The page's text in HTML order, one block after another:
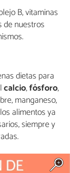
B, vitaminas
de nuestros
dietas para
calcio,fósforo,
manganeso,
alimentos ya
siempre y